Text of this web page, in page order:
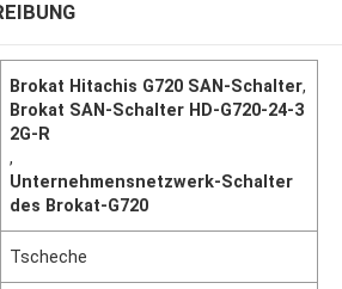
Brokat Hitachis G720 SAN-Schalter,
Brokat SAN-Schalter HD-G720-24-3
2G-R
,
Unternehmensnetzwerk-Schalter
des Brokat-G720
Tscheche